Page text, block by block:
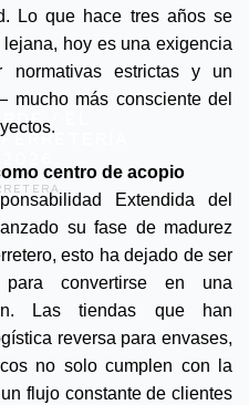
/ EL
Lo que hace tres años se
hoy es una exigencia
normativas estrictas y un
más consciente del
centro de acopio
Extendida del
su fase de madurez
esto ha dejado de ser
convertirse en una
Las tiendas que han
reversa para envases,
no solo cumplen con la
flujo constante de clientes